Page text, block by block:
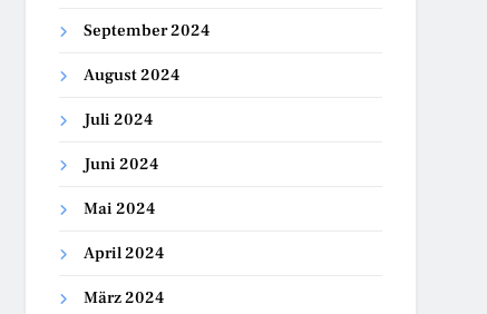
September 2024
August 2024
Juli 2024
Juni 2024
Mai 2024
April 2024
März 2024